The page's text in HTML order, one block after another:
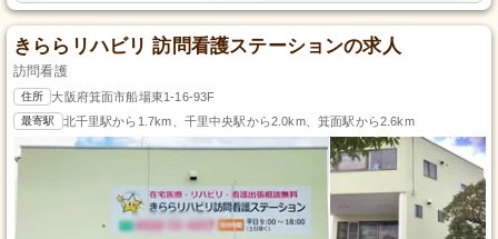
きららリハビリ 訪問看護ステーションの求人
訪問看護
住所 大阪府箕面市船場東1-16-93F
最寄駅 北千里駅から1.7km、千里中央駅から2.0km、箕面駅から2.6km